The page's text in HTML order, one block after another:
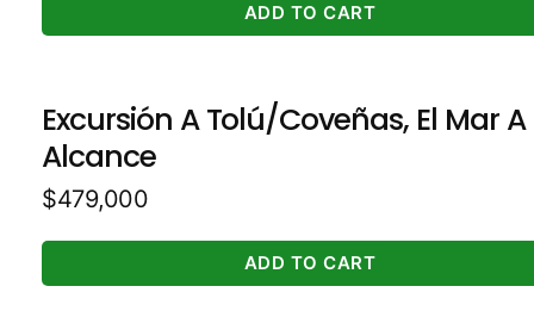
ADD TO CART
Excursión A Tolú/Coveñas, El Mar A
Alcance
$479,000
ADD TO CART